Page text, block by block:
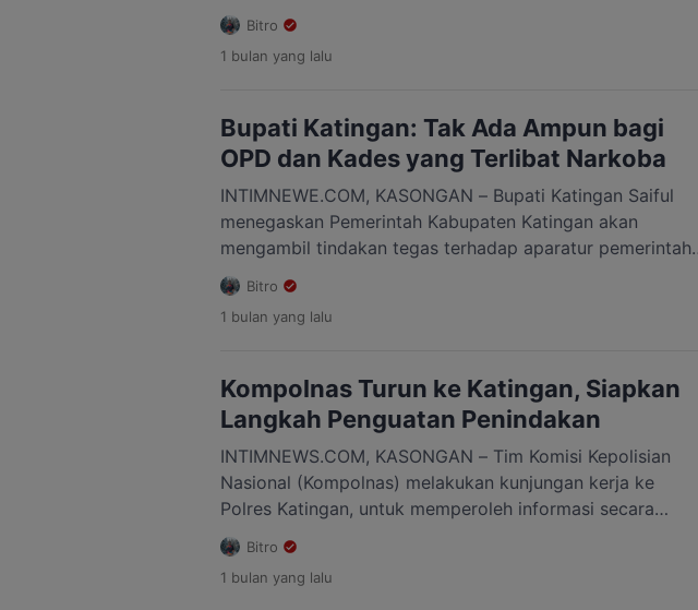
yang terjadi saat operasi pemberantasan narkoba di Desa
Tumbang Kalemei Kecemasan Katingan Tengah Kabupaten
Katingan, dijadikan momentum untuk memperkuat upaya
Kompolnas, Mochammad Choirul Anam, menegaskan
bahwa fokus aparat tidak boleh berhenti pada […]
Bitro
1 bulan yang lalu
Bupati Katingan: Tak Ada Ampun bagi
OPD dan Kades yang Terlibat Narkoba
INTIMNEWE.COM, KASONGAN – Bupati Katingan Saiful
menegaskan Pemerintah Kabupaten Katingan akan
mengambil tindakan tegas terhadap aparatur pemerintah
yang terbukti terlibat dalam tindak pidana narkoba. Saiful
mengatakan, kepala desa, lurah, camat, maupun pejabat di
lingkungan organisasi perangkat daerah (OPD) yang telah
sementara hingga terdapat putusan pengadilan yang
berkekuatan hukum tetap […]
Bitro
1 bulan yang lalu
Kompolnas Turun ke Katingan, Siapkan
Langkah Penguatan Penindakan
INTIMNEWS.COM, KASONGAN – Tim Komisi Kepolisian
Nasional (Kompolnas) melakukan kunjungan kerja ke
Polres Katingan, untuk memperoleh informasi secara
langsung terkait insiden yang terjadi saat operasi
pemberantasan narkoba di Kabupaten Katingan. Tim
Kompolnas yang dipimpin oleh Dr. Supardi Hamid, M.Si.,
Bitro
1 bulan yang lalu